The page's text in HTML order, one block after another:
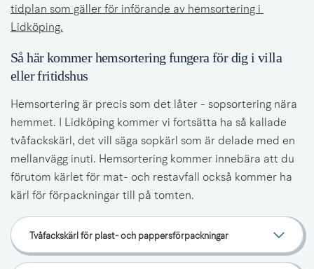
tidplan som gäller för införande av hemsortering i
Lidköping.
Så här kommer hemsortering fungera för dig i villa
eller fritidshus
Hemsortering är precis som det låter - sopsortering nära
hemmet. I Lidköping kommer vi fortsätta ha så kallade
tvåfackskärl, det vill säga sopkärl som är delade med en
mellanvägg inuti. Hemsortering kommer innebära att du
förutom kärlet för mat- och restavfall också kommer ha
kärl för förpackningar till på tomten.
Tvåfackskärl för plast- och pappersförpackningar